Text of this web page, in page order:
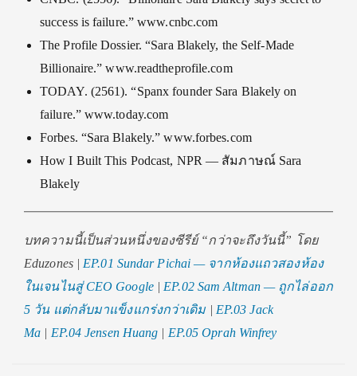
success is failure.” www.cnbc.com
The Profile Dossier. “Sara Blakely, the Self-Made
Billionaire.” www.readtheprofile.com
TODAY. (2561). “Spanx founder Sara Blakely on
failure.” www.today.com
Forbes. “Sara Blakely.” www.forbes.com
How I Built This Podcast, NPR — สัมภาษณ์ Sara
Blakely
บทความนี้เป็นส่วนหนึ่งของซีรีย์ “กว่าจะถึงวันนี้” โดย
Eduzones | EP.01 Sundar Pichai — จากห้องแถวสองห้อง
ในเจนไนสู่ CEO Google| EP.02 Sam Altman — ถูกไล่ออก
5 วัน แต่กลับมาแข็งแกร่งกว่าเดิม| EP.03 Jack
Ma | EP.04 Jensen Huang | EP.05 Oprah Winfrey